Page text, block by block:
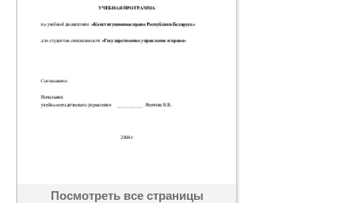
Посмотреть все страницы